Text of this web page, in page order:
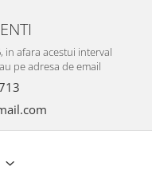
in afara acestui interval
pe adresa de email